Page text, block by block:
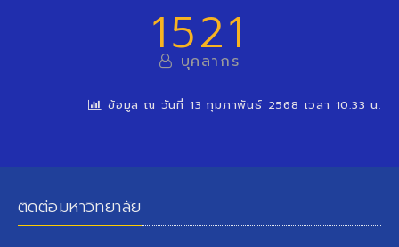
1521
บุคลากร
ข้อมูล ณ วันที่ 13 กุมภาพันธ์ 2568 เวลา 10.33 น.
ติดต่อมหาวิทยาลัย